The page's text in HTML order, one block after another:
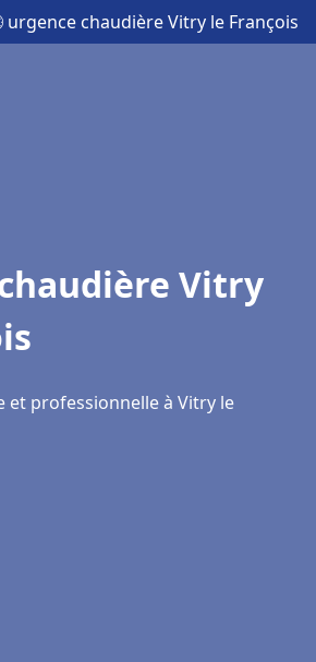
urgence chaudière Vitry le François
Vitry
professionnelle à Vitry le